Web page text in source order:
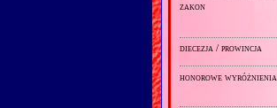
zakon
diecezja / prowincja
honorowe wyróżnienia